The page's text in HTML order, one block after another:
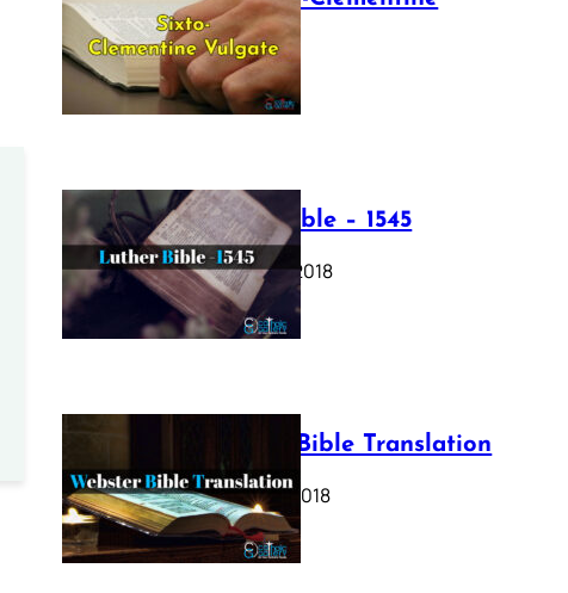
Vulgate
July 12, 2025
Luther Bible – 1545
October 17, 2018
Webster Bible Translation
October 11, 2018